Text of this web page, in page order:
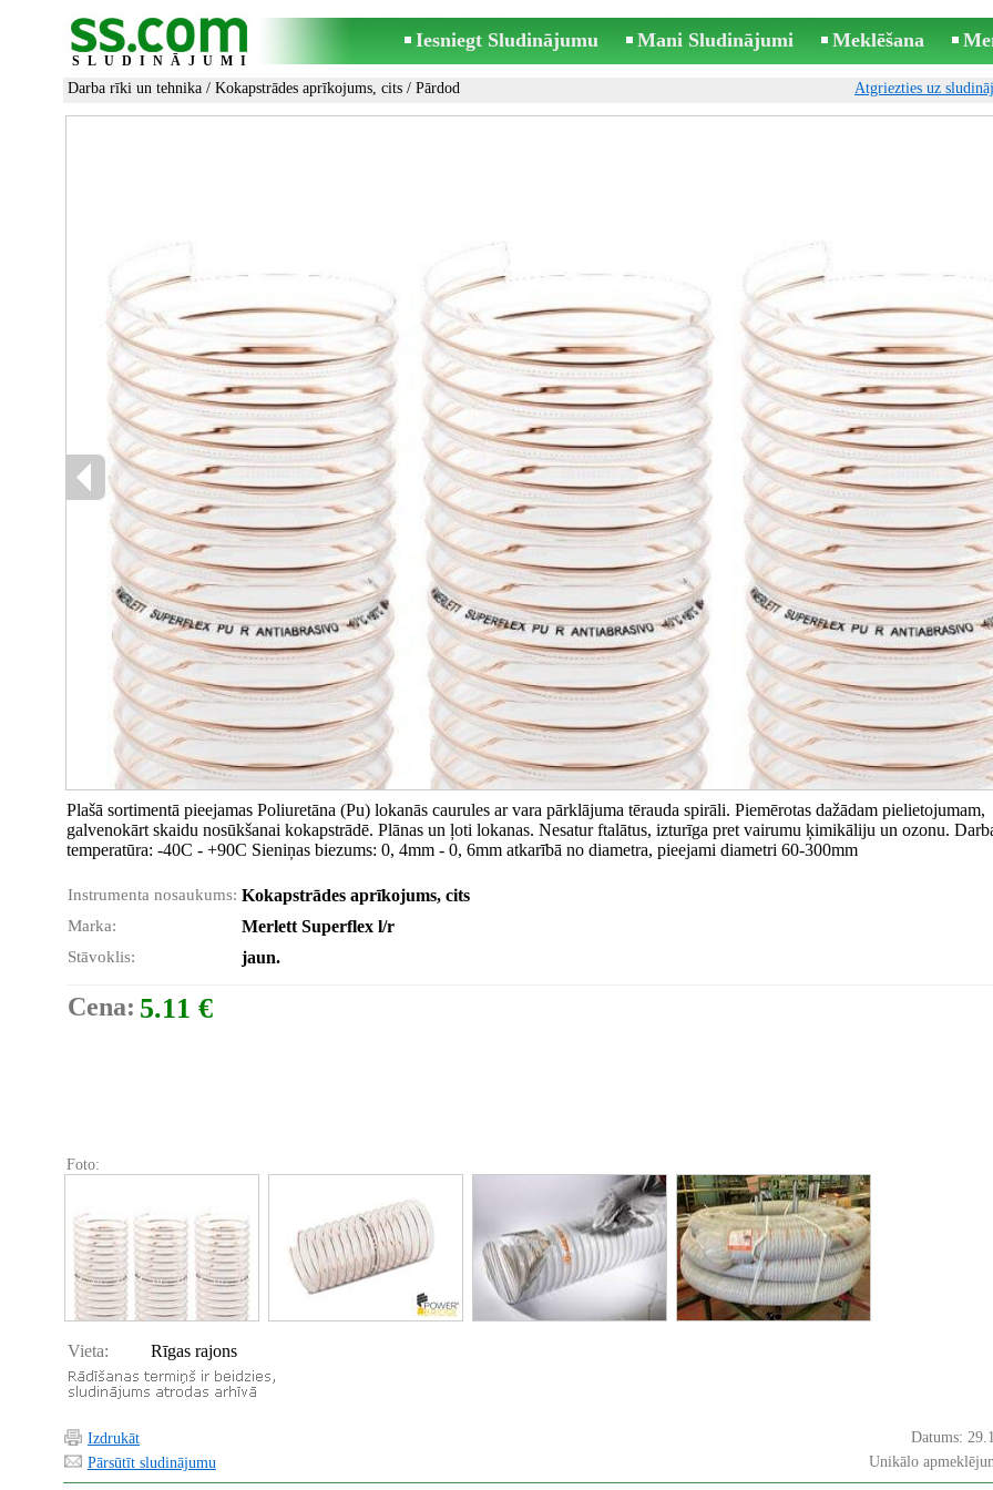
SLUDINĀJUMI
Iesniegt Sludinājumu Mani Sludinājumi Meklēšana
Darba rīki un tehnika / Kokapstrādes aprīkojums, cits / Pārdod Atgriezties uz
Plašā sortimentā pieejamas Poliuretāna (Pu) lokanās caurules ar vara pārklājuma tērauda spirāli. Piemērotas dažādam pielietojumam,
galvenokārt skaidu nosūkšanai kokapstrādē. Plānas un ļoti lokanas. Nesatur ftalātus, izturīga pret vairumu ķimikāliju un ozonu.
temperatūra: -40C - +90C Sieniņas biezums: 0, 4mm - 0, 6mm atkarībā no diametra, pieejami diametri 60-300mm
Instrumenta nosaukums: Kokapstrādes aprīkojums, cits
Marka: Merlett Superflex l/r
Stāvoklis: jaun.
Cena: 5.11 €
Foto:
Vieta: Rīgas rajons
Izdrukāt
Datums:
Pārsūtīt sludinājumu
Unikālo